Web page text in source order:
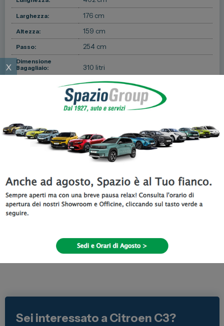
Larghezza: 176 cm
Altezza: 159 cm
Passo: 254 cm
Dimensione
Bagagliaio:
310 litri
5
5
Peso: 1491 kg
Peso a vuoto: 1416 kg
Pneumatici
Anteriori:
205/50 R17
Pneumatici
Posteriori:
205/50 R17
Sei interessato a Citroen C3?
x